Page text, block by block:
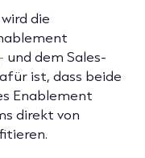
die
- und dem Sales-
ist, dass beide
Enablement
direkt von